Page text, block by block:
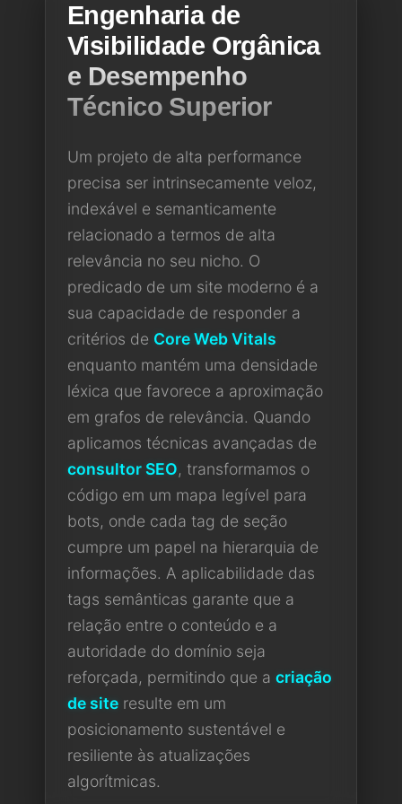
Engenharia de
Visibilidade Orgânica
e Desempenho
Técnico Superior
Um projeto de alta performance
precisa ser intrinsecamente veloz,
indexável e semanticamente
relacionado a termos de alta
relevância no seu nicho. O
predicado de um site moderno é a
sua capacidade de responder a
critérios de Core Web Vitals
enquanto mantém uma densidade
léxica que favorece a aproximação
em grafos de relevância. Quando
aplicamos técnicas avançadas de
consultor SEO, transformamos o
código em um mapa legível para
bots, onde cada tag de seção
cumpre um papel na hierarquia de
informações. A aplicabilidade das
tags semânticas garante que a
relação entre o conteúdo e a
autoridade do domínio seja
reforçada, permitindo que a criação
de site resulte em um
posicionamento sustentável e
resiliente às atualizações
algorítmicas.